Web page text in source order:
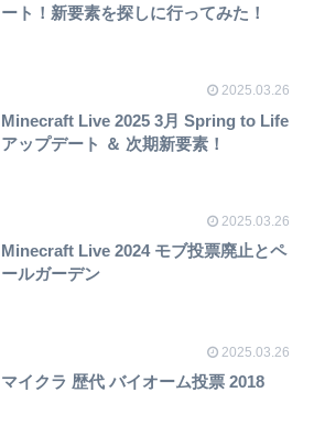
ート！新要素を探しに行ってみた！
2025.03.26
Minecraft Live 2025 3月 Spring to Life
アップデート ＆ 次期新要素！
2025.03.26
Minecraft Live 2024 モブ投票廃止とペ
ールガーデン
2025.03.26
マイクラ 歴代 バイオーム投票 2018